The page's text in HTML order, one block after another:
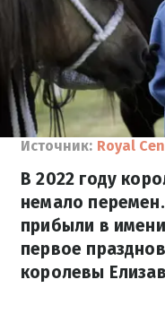
Источник: Royal
В 2022 году
немало
прибыли в
первое
королевы